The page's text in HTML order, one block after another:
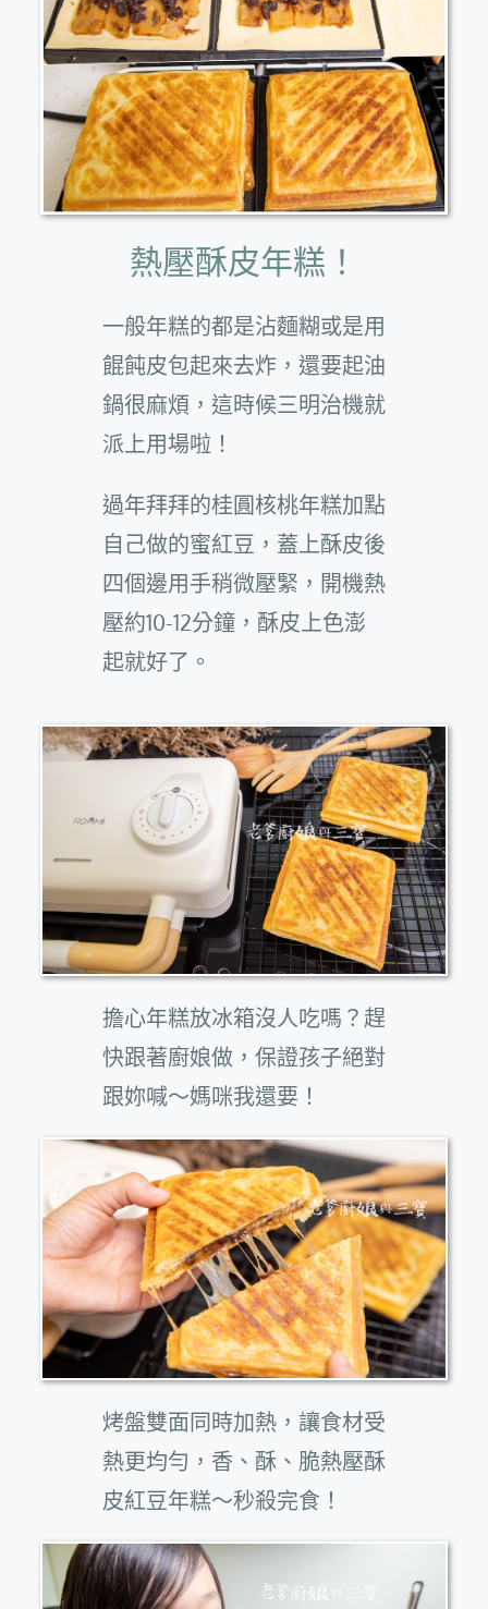
熱壓酥皮年糕！
一般年糕的都是沾麵糊或是用
餛飩皮包起來去炸，還要起油
鍋很麻煩，這時候三明治機就
派上用場啦！
過年拜拜的桂圓核桃年糕加點
自己做的蜜紅豆，蓋上酥皮後
四個邊用手稍微壓緊，開機熱
壓約10-12分鐘，酥皮上色澎
起就好了。
擔心年糕放冰箱沒人吃嗎？趕
快跟著廚娘做，保證孩子絕對
跟妳喊～媽咪我還要！
烤盤雙面同時加熱，讓食材受
熱更均勻，香、酥、脆熱壓酥
皮紅豆年糕～秒殺完食！